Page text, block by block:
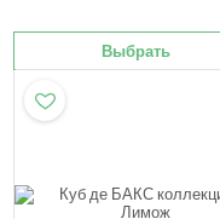
Выбрать